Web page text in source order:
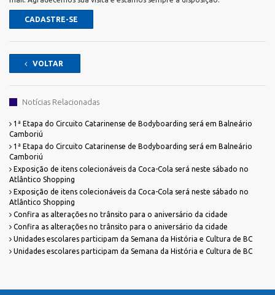
CADASTRE-SE
VOLTAR
Notícias Relacionadas
1ª Etapa do Circuito Catarinense de Bodyboarding será em Balneário
Camboriú
1ª Etapa do Circuito Catarinense de Bodyboarding será em Balneário
Camboriú
Exposição de itens colecionáveis da Coca-Cola será neste sábado no
Atlântico Shopping
Exposição de itens colecionáveis da Coca-Cola será neste sábado no
Atlântico Shopping
Confira as alterações no trânsito para o aniversário da cidade
Confira as alterações no trânsito para o aniversário da cidade
Unidades escolares participam da Semana da História e Cultura de BC
Unidades escolares participam da Semana da História e Cultura de BC